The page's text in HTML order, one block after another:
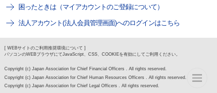
困ったときは（マイアカウントのご登録について）
法人アカウント(法人会員管理画面)へのログインはこちら
[ WEBサイトのご利用推奨環境について ]
パソコンのWEBブラウザにてJavaScript、CSS、COOKIEを有効にしてご利用ください。
Copyright (c) Japan Association for Chief Financial Officers . All rights reserved.
Copyright (c) Japan Association for Chief Human Resources Officers . All rights reserved.
Copyright (c) Japan Association for Chief Legal Officers . All rights reserved.